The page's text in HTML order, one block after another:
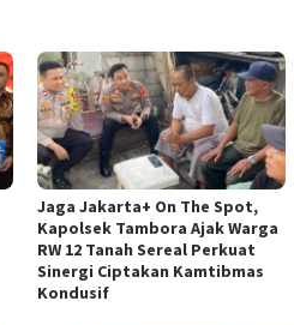
Jaga Jakarta+ On The Spot,
Kapolsek Tambora Ajak Warga
RW 12 Tanah Sereal Perkuat
Sinergi Ciptakan Kamtibmas
Kondusif